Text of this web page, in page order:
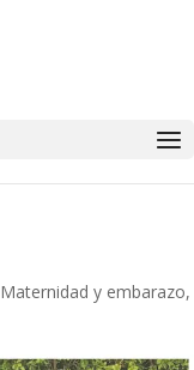
Maternidad y embarazo,